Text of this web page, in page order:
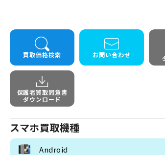
買取価格検索 お問い合わせ
保護者買取同意書
ダウンロード
スマホ買取機種
Android
トップ iPhone iPhone 16e 256GB simfree未開封